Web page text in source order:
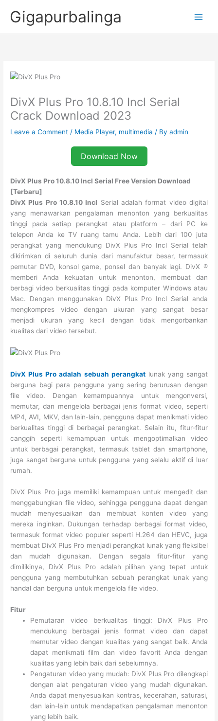
Gigapurbalinga
DivX Plus Pro 10.8.10 Incl Serial
Crack Download 2023
Leave a Comment / Media Player, multimedia / Byadmin
Download Now
DivX Plus Pro 10.8.10 Incl Serial Free Version Download
[Terbaru]
DivX Plus Pro 10.8.10 Incl Serial adalah format video digital
yang menawarkan pengalaman menonton yang berkualitas
tinggi pada setiap perangkat atau platform – dari PC ke
telepon Anda ke TV ruang tamu Anda. Lebih dari 100 juta
perangkat yang mendukung DivX Plus Pro Incl Serial telah
dikirimkan di seluruh dunia dari manufaktur besar, termasuk
pemutar DVD, konsol game, ponsel dan banyak lagi. DivX ®
memberi Anda kekuatan untuk menonton, membuat dan
berbagi video berkualitas tinggi pada komputer Windows atau
Mac. Dengan menggunakan DivX Plus Pro Incl Serial anda
mengkompres video dengan ukuran yang sangat besar
menjadi ukuran yang kecil dengan tidak mengorbankan
kualitas dari video tersebut.
DivX Plus Pro adalah sebuah perangkatlunak yang sangat
berguna bagi para pengguna yang sering berurusan dengan
file video. Dengan kemampuannya untuk mengonversi,
memutar, dan mengelola berbagai jenis format video, seperti
MP4, AVI, MKV, dan lain-lain, pengguna dapat menikmati video
berkualitas tinggi di berbagai perangkat. Selain itu, fitur-fitur
canggih seperti kemampuan untuk mengoptimalkan video
untuk berbagai perangkat, termasuk tablet dan smartphone,
juga sangat berguna untuk pengguna yang selalu aktif di luar
rumah.
DivX Plus Pro juga memiliki kemampuan untuk mengedit dan
menggabungkan file video, sehingga pengguna dapat dengan
mudah menyesuaikan dan membuat konten video yang
mereka inginkan. Dukungan terhadap berbagai format video,
termasuk format video populer seperti H.264 dan HEVC, juga
membuat DivX Plus Pro menjadi perangkat lunak yang fleksibel
dan mudah digunakan. Dengan segala fitur-fitur yang
dimilikinya, DivX Plus Pro adalah pilihan yang tepat untuk
pengguna yang membutuhkan sebuah perangkat lunak yang
handal dan berguna untuk mengelola file video.
Fitur
Pemutaran video berkualitas tinggi: DivX Plus Pro
mendukung berbagai jenis format video dan dapat
memutar video dengan kualitas yang sangat baik. Anda
dapat menikmati film dan video favorit Anda dengan
kualitas yang lebih baik dari sebelumnya.
Pengaturan video yang mudah: DivX Plus Pro dilengkapi
dengan alat pengaturan video yang mudah digunakan.
Anda dapat menyesuaikan kontras, kecerahan, saturasi,
dan lain-lain untuk mendapatkan pengalaman menonton
yang lebih baik.